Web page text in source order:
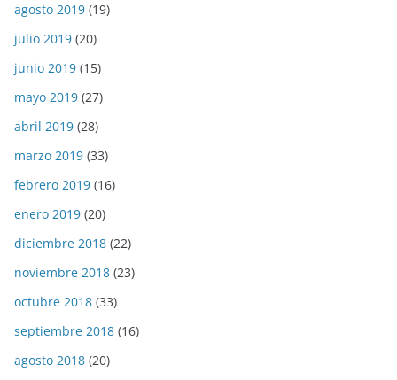
agosto 2019 (19)
julio 2019 (20)
junio 2019 (15)
mayo 2019 (27)
abril 2019 (28)
marzo 2019 (33)
febrero 2019 (16)
enero 2019 (20)
diciembre 2018 (22)
noviembre 2018 (23)
octubre 2018 (33)
septiembre 2018 (16)
agosto 2018 (20)